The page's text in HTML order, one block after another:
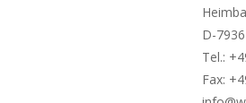
D-
Tel.:
Fax: